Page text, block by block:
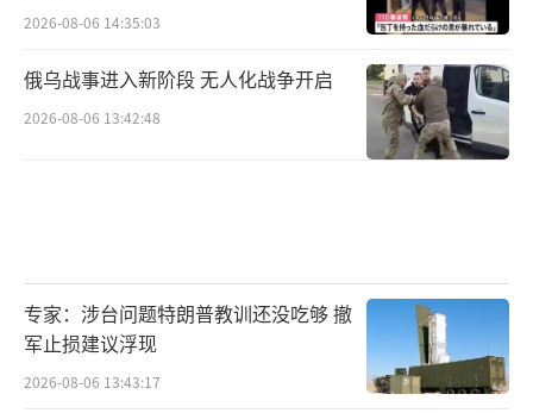
2026-08-06 14:35:03
俄乌战事进入新阶段 无人化战争开启
2026-08-06 13:42:48
专家：涉台问题特朗普教训还没吃够 撤
军止损建议浮现
2026-08-06 13:43:17